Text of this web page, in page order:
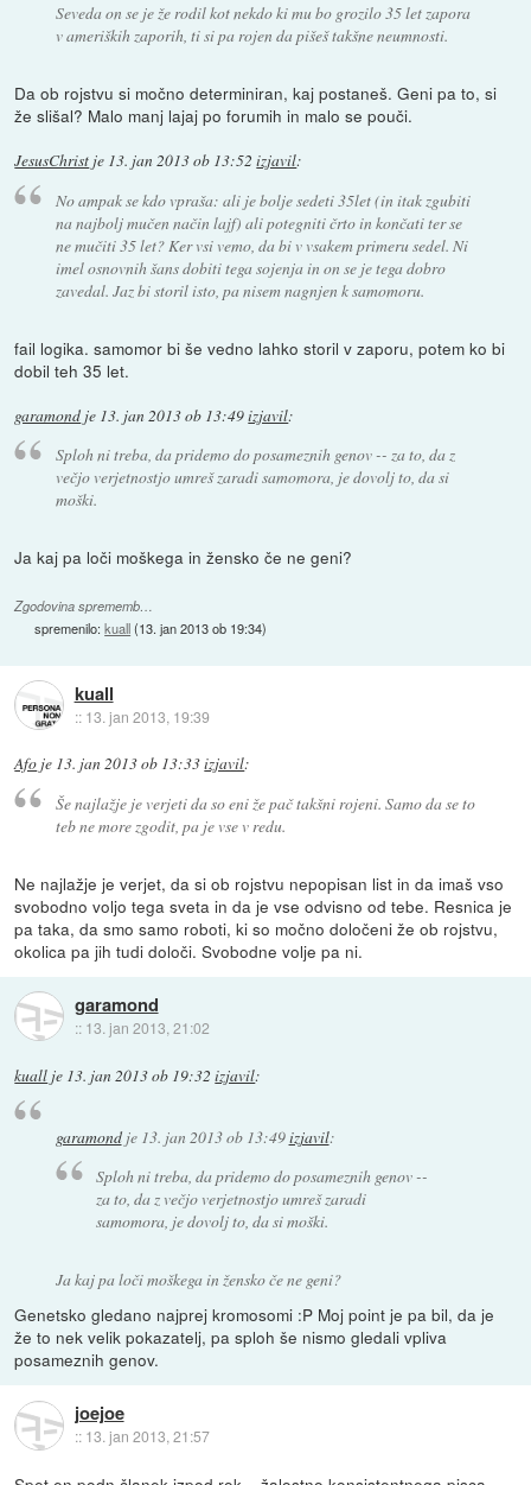
Seveda on se je že rodil kot nekdo ki mu bo grozilo 35 let zapora
v ameriških zaporih, ti si pa rojen da pišeš takšne neumnosti.
Da ob rojstvu si močno determiniran, kaj postaneš. Geni pa to, si
že slišal? Malo manj lajaj po forumih in malo se pouči.
JesusChrist je 13. jan 2013 ob 13:52 izjavil:
No ampak se kdo vpraša: ali je bolje sedeti 35let (in itak zgubiti
na najbolj mučen način lajf) ali potegniti črto in končati ter se
ne mučiti 35 let? Ker vsi vemo, da bi v vsakem primeru sedel. Ni
imel osnovnih šans dobiti tega sojenja in on se je tega dobro
zavedal. Jaz bi storil isto, pa nisem nagnjen k samomoru.
fail logika. samomor bi še vedno lahko storil v zaporu, potem ko bi
dobil teh 35 let.
garamond je 13. jan 2013 ob 13:49izjavil:
Sploh ni treba, da pridemo do posameznih genov -- za to, da z
večjo verjetnostjo umreš zaradi samomora, je dovolj to, da si
moški.
Ja kaj pa loči moškega in žensko če ne geni?
Zgodovina sprememb…
spremenilo:kuall(13. jan 2013 ob 19:34)
kuall
:: 13. jan 2013, 19:39
Afo je 13. jan 2013 ob 13:33izjavil:
Še najlažje je verjeti da so eni že pač takšni rojeni. Samo da se to
teb ne more zgodit, pa je vse v redu.
Ne najlažje je verjet, da si ob rojstvu nepopisan list in da imaš vso
svobodno voljo tega sveta in da je vse odvisno od tebe. Resnica je
pa taka, da smo samo roboti, ki so močno določeni že ob rojstvu,
okolica pa jih tudi določi. Svobodne volje pa ni.
garamond
:: 13. jan 2013, 21:02
kuall je 13. jan 2013 ob 19:32 izjavil:
garamondje 13. jan 2013 ob 13:49izjavil:
Sploh ni treba, da pridemo do posameznih genov --
za to, da z večjo verjetnostjo umreš zaradi
samomora, je dovolj to, da si moški.
Ja kaj pa loči moškega in žensko če ne geni?
Genetsko gledano najprej kromosomi :P Moj point je pa bil, da je
že to nek velik pokazatelj, pa sploh še nismo gledali vpliva
posameznih genov.
joejoe
:: 13. jan 2013, 21:57